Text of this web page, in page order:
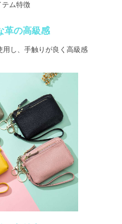
テム特徴
革の高級感
用し、手触りが良く高級感